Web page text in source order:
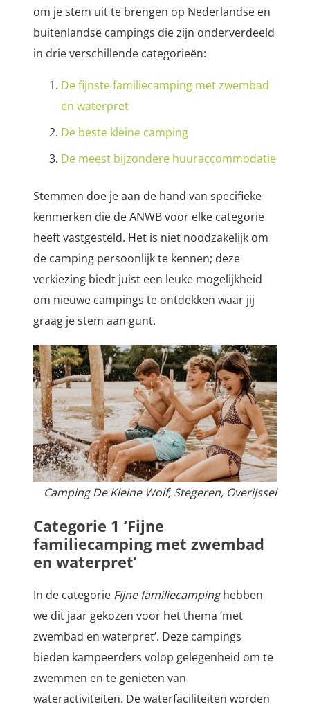
om je stem uit te brengen op Nederlandse en
buitenlandse campings die zijn onderverdeeld
in drie verschillende categorieën:
De fijnste familiecamping met zwembad
en waterpret
De beste kleine camping
De meest bijzondere huuraccommodatie
Stemmen doe je aan de hand van specifieke
kenmerken die de ANWB voor elke categorie
heeft vastgesteld. Het is niet noodzakelijk om
de camping persoonlijk te kennen; deze
verkiezing biedt juist een leuke mogelijkheid
om nieuwe campings te ontdekken waar jij
graag je stem aan gunt.
Camping De Kleine Wolf, Stegeren, Overijssel
Categorie 1 ‘Fijne
familiecamping met zwembad
en waterpret’
In de categorie Fijne familiecampinghebben
we dit jaar gekozen voor het thema ‘met
zwembad en waterpret’. Deze campings
bieden kampeerders volop gelegenheid om te
zwemmen en te genieten van
wateractiviteiten. De waterfaciliteiten worden